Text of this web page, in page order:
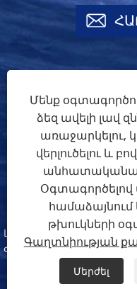
Հեղինակային
Manufacture Co., Ltd.
Links
Sitemap RSS XML
Գաղտնիության
Մենք
ձեզ ավելի լավ
առաջարկելու,
վերլուծելու և
Օգտագործելով
համաձայնում
թխուկների
Գաղտնիության
Մերժել